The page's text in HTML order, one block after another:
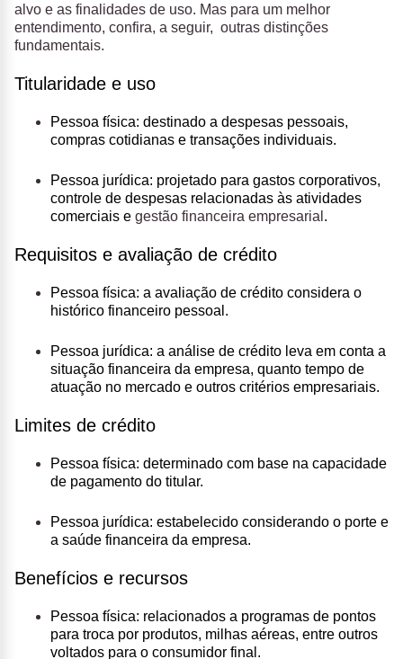
alvo e as finalidades de uso. Mas para um melhor
entendimento, confira, a seguir, outras distinções
fundamentais.
Titularidade e uso
Pessoa física: destinado a despesas pessoais,
compras cotidianas e transações individuais.
Pessoa jurídica: projetado para gastos corporativos,
controle de despesas relacionadas às atividades
comerciais e gestão financeira empresarial .
Requisitos e avaliação de crédito
Pessoa física: a avaliação de crédito considera o
histórico financeiro pessoal.
Pessoa jurídica: a análise de crédito leva em conta a
situação financeira da empresa, quanto tempo de
atuação no mercado e outros critérios empresariais.
Limites de crédito
Pessoa física: determinado com base na capacidade
de pagamento do titular.
Pessoa jurídica: estabelecido considerando o porte e
a saúde financeira da empresa.
Benefícios e recursos
Pessoa física: relacionados a programas de pontos
para troca por produtos, milhas aéreas, entre outros
voltados para o consumidor final.